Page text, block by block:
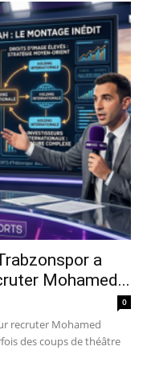
a
Mohamed...
0
recruter Mohamed
des coups de théâtre